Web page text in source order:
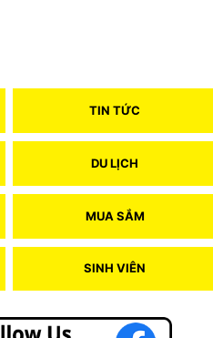
TIN TỨC
DU LỊCH
MUA SẮM
SINH VIÊN